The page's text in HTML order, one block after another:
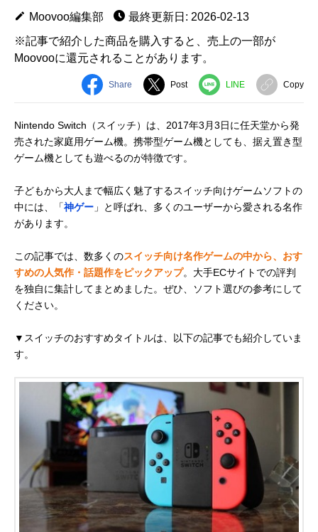
Moovoo編集部
最終更新日: 2026-02-13
※記事で紹介した商品を購入すると、売上の一部が
Moovooに還元されることがあります。
Share Post LINE Copy
Nintendo Switch（スイッチ）は、2017年3月3日に任天堂から発
売された家庭用ゲーム機。携帯型ゲーム機としても、据え置き型
ゲーム機としても遊べるのが特徴です。
子どもから大人まで幅広く魅了するスイッチ向けゲームソフトの
中には、「神ゲー 」と呼ばれ、多くのユーザーから愛される名作
があります。
この記事では、数多くのスイッチ向け名作ゲームの中から、おす
すめの人気作・話題作をピックアップ。大手ECサイトでの評判
を独自に集計してまとめました。ぜひ、ソフト選びの参考にして
ください。
▼スイッチのおすすめタイトルは、以下の記事でも紹介していま
す。